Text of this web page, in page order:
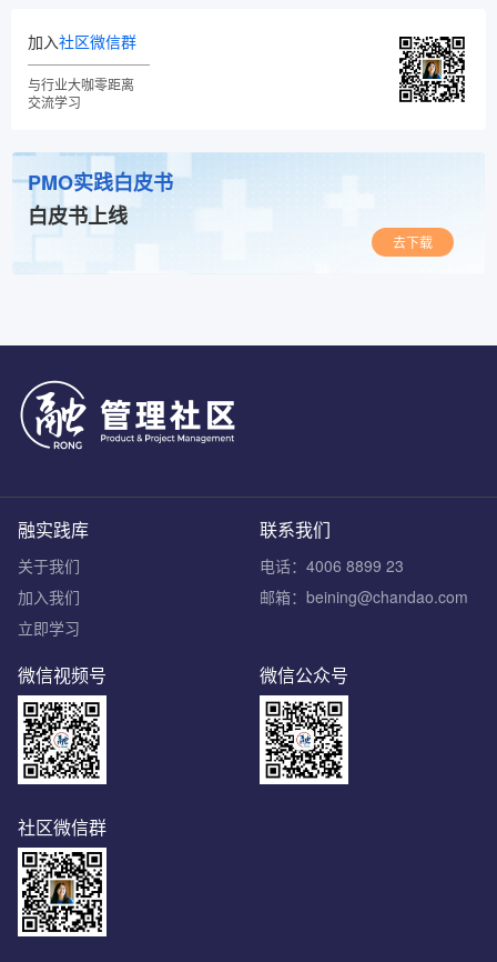
加入社区微信群
与行业大咖零距离
交流学习
PMO实践白皮书
白皮书上线
去下载
联系我们
电话：4006 8899 23
邮箱：beining@chandao.com
融实践库
关于我们
加入我们
立即学习
微信公众号
微信视频号
社区微信群